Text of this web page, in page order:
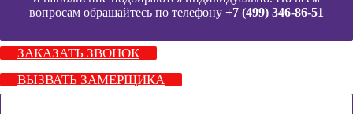
вопросам обращайтесь по телефону +7 (499) 346-86-51
ЗАКАЗАТЬ ЗВОНОК
ВЫЗВАТЬ ЗАМЕРЩИКА